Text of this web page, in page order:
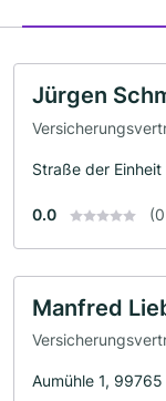
Jürgen
Straße der
0.0
Manfred
Aumühle 1,